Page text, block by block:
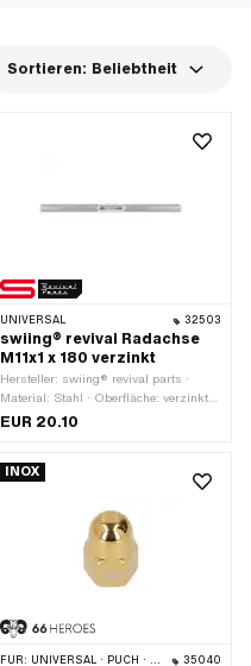
Sortieren: Beliebtheit
UNIVERSAL 32503
swiing® revival Radachse
M11x1 x 180 verzinkt
Hersteller: swiing® revival parts ·
Material: Stahl · Oberfläche: verzinkt
(blau) · Gesamtlänge: 180 mm · Ø
(Feingewinde) · Gewindelänge: 75 mm
EUR 20.10
INOX
FÜR: UNIVERSAL · PUCH · PEUGEOT 35040